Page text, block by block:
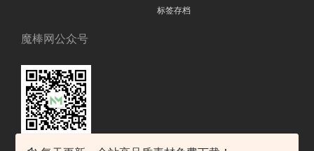
标签存档
魔棒网公众号